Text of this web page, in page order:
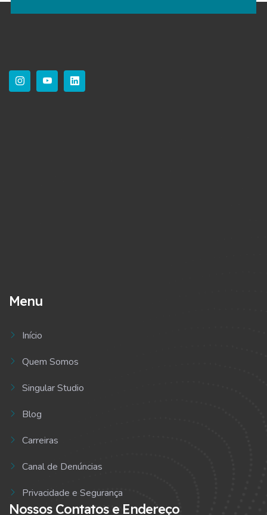
Menu
Início
Quem Somos
Singular Studio
Blog
Carreiras
Canal de Denúncias
Privacidade e Segurança
Nossos Contatos e Endereço